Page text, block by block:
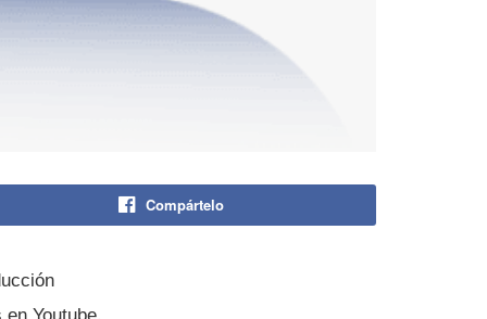
Compártelo